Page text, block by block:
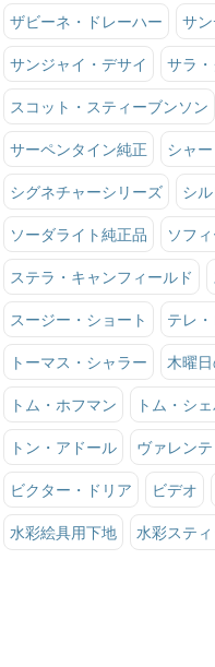
ザビーネ・ドレーハー サ
サンジャイ・デサイ サラ
スコット・スティーブンソン
サーペンタイン純正 シャ
シグネチャーシリーズ シ
ソーダライト純正品 ソフ
ステラ・キャンフィールド
スージー・ショート テレ
トーマス・シャラー 木曜
トム・ホフマン トム・シ
トン・アドール ヴァレン
ビクター・ドリア ビデオ
水彩絵具用下地 水彩スティ